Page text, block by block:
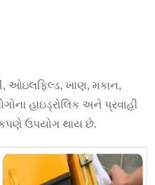
ઓઇલફિલ્ડ, ખાણ, મકાન,
હાઇડ્રોલિક અને પ્રવાહી
ઉપયોગ થાય છે.